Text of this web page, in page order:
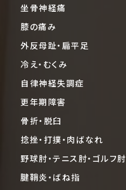
坐骨神経痛
膝の痛み
外反母趾・扁平足
冷え・むくみ
自律神経失調症
更年期障害
骨折・脱臼
捻挫・打撲・肉ばなれ
野球肘・テニス肘・ゴルフ肘
腱鞘炎・ばね指